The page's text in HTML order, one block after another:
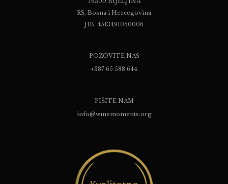
RS, Bosna i Hercegovina
JIB: 4513491050006
POZOVITE NAS
+387 65 588 644
PIŠITE NAM
info@winemoments.org